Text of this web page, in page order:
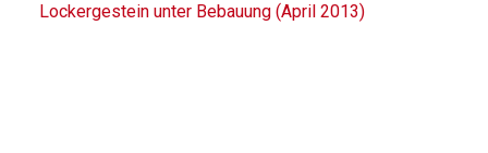
Lockergestein unter Bebauung (April 2013)